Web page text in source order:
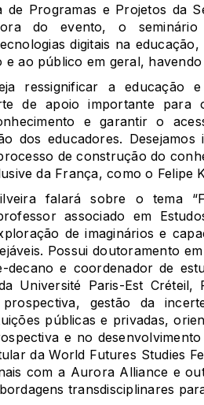
de Programas e Projetos da
do evento, o
digitais na
e ao público em geral, havendo
ressignificar a educação
de apoio importante para
e garantir o
dos educadores.
de construção do
da França, como o Felipe
falará sobre o tema
associado em
de imaginários e
Possui doutoramento
decano e coordenador de
Université Paris-Est
gestão da
públicas e privadas,
e no
da World Futures Studies
com a Aurora Alliance e
transdisciplinares